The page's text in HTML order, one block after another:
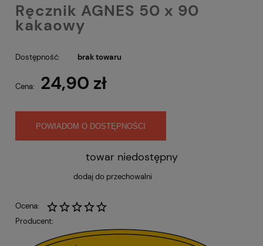
Ręcznik AGNES 50 x 90
kakaowy
Dostępność: brak towaru
Cena: 24,90 zł
POWIADOM O DOSTĘPNOŚCI
towar niedostępny
dodaj do przechowalni
Ocena:
Producent: